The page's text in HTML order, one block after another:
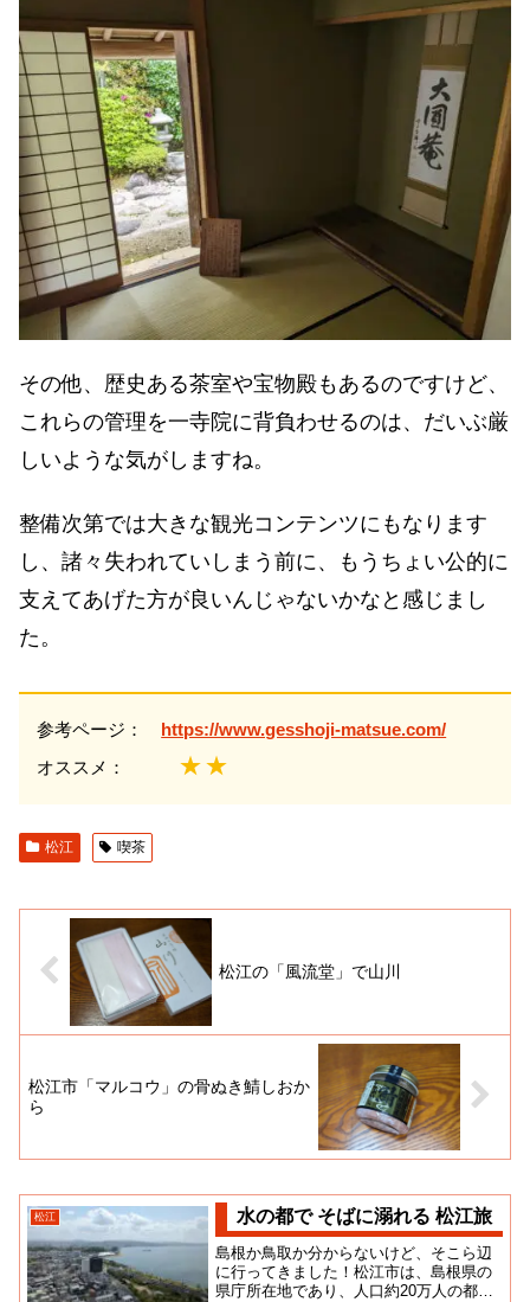
その他、歴史ある茶室や宝物殿もあるのですけど、
これらの管理を一寺院に背負わせるのは、だいぶ厳
しいような気がしますね。
整備次第では大きな観光コンテンツにもなります
し、諸々失われていしまう前に、もうちょい公的に
支えてあげた方が良いんじゃないかなと感じまし
た。
参考ページ： https://www.gesshoji-matsue.com/
オススメ： ★★
松江 喫茶
松江の「風流堂」で山川
松江市「マルコウ」の骨ぬき鯖しおか
ら
松江 水の都で そばに溺れる 松江旅
島根か鳥取か分からないけど、そこら辺
に行ってきました！松江市は、島根県の
県庁所在地であり、人口約20万人の都市